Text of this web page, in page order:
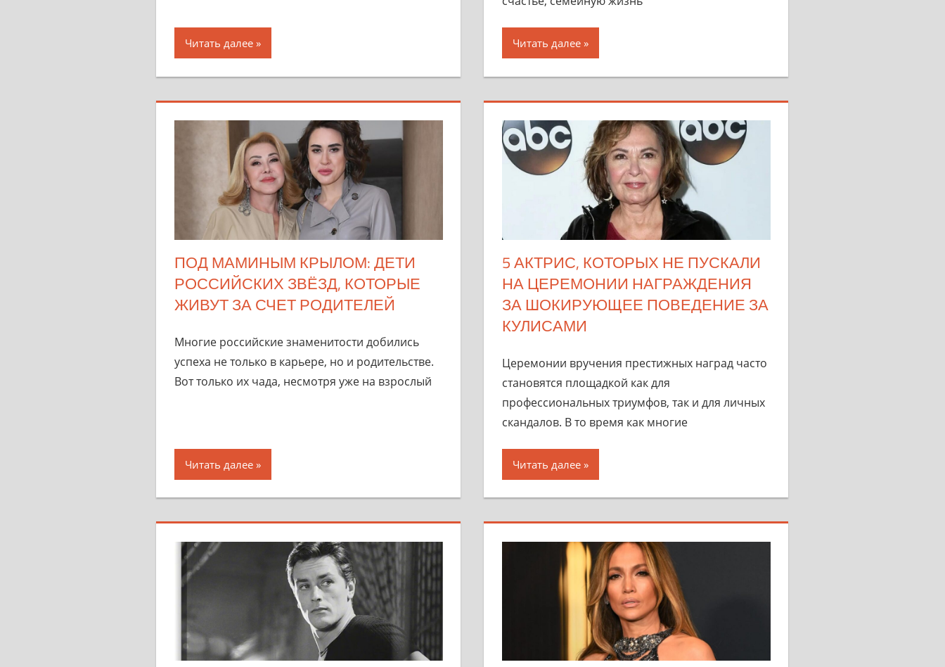
Читать далее Читать далее
ПОД МАМИНЫМ КРЫЛОМ: ДЕТИ
РОССИЙСКИХ ЗВЁЗД, КОТОРЫЕ
ЖИВУТ ЗА СЧЕТ РОДИТЕЛЕЙ
Многие российские знаменитости добились
успеха не только в карьере, но и родительстве.
Вот только их чада, несмотря уже на взрослый
Читать далее
5 АКТРИС, КОТОРЫХ НЕ ПУСКАЛИ
НА ЦЕРЕМОНИИ НАГРАЖДЕНИЯ
ЗА ШОКИРУЮЩЕЕ ПОВЕДЕНИЕ ЗА
КУЛИСАМИ
Церемонии вручения престижных наград часто
становятся площадкой как для
профессиональных триумфов, так и для личных
скандалов. В то время как многие
Читать далее